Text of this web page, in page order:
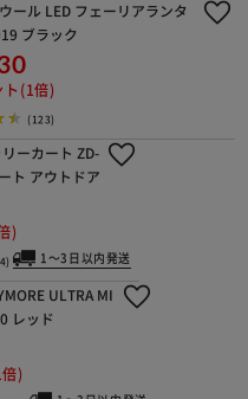
ール LED フェーリアランタ
(1倍)
キャリーカート ZD-01 キャ
アウトドア